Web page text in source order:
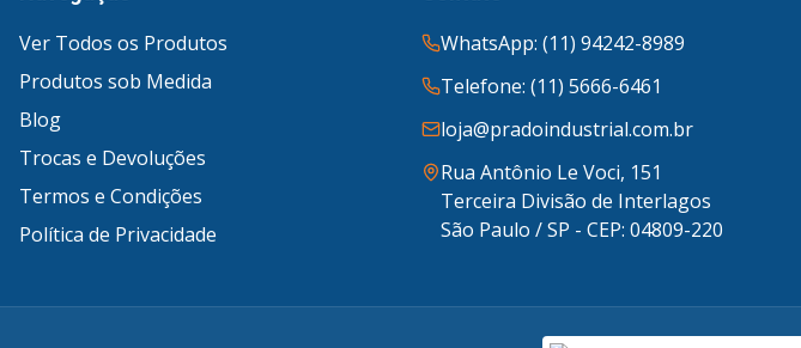
Ver Todos os Produtos
Produtos sob Medida
Blog
Trocas e Devoluções
Termos e Condições
Política de Privacidade
WhatsApp: (11) 94242-8989
Telefone: (11) 5666-6461
loja@pradoindustrial.com.br
Rua Antônio Le Voci, 151
Terceira Divisão de Interlagos
São Paulo / SP - CEP: 04809-220